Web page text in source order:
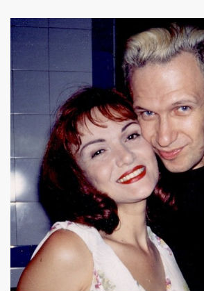
THOURY en power rock n roll trio
conference de PATRICK "Ki-ox"
"AJASPHERE vol. II" le 6
belle") et LEONARD LASRY
"AJASPHERE VOL. II" les 6 et 27
Z. KAN : chronique par
Jean Nakache, Jerome Lambert,
de la raya" (2024) : chronique
en 1996 de l album "MARIE
par la journaliste ALIAS dans